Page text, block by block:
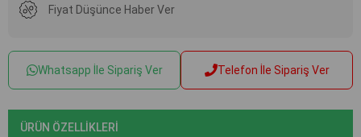
Fiyat Düşünce Haber Ver
Whatsapp İle Sipariş Ver Telefon İle Sipariş Ver
ÜRÜN ÖZELLIKLERI